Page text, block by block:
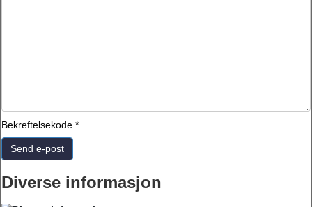
Bekreftelsekode *
Send e-post
Diverse informasjon